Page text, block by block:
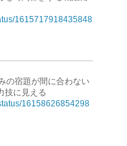
1615717918435848
の宿題が間に合わない
技に見える
16158626854298